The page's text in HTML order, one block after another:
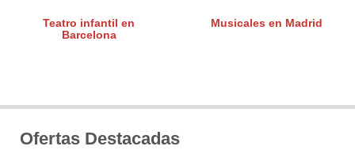
Teatro infantil en
Barcelona
Musicales en Madrid
Ofertas Destacadas